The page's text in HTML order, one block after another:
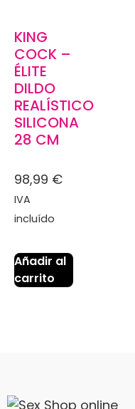
KING
COCK –
ÉLITE
DILDO
REALÍSTICO
SILICONA
28 CM
98,99 €
IVA
incluído
Añadir al
carrito